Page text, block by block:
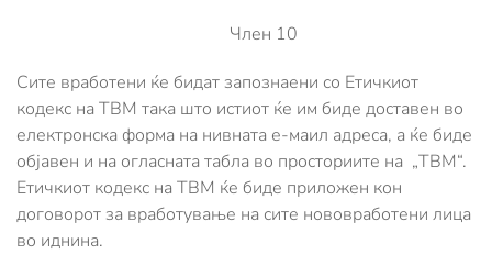
Член 10
Сите вработени ќе бидат запознаени со Етичкиот
кодекс на ТВМ така што истиот ќе им биде доставен во
електронска форма на нивната е-маил адреса, а ќе биде
објавен и на огласната табла во просториите на „ТВМ“.
Етичкиот кодекс на ТВМ ќе биде приложен кон
договорот за вработување на сите нововработени лица
во иднина.